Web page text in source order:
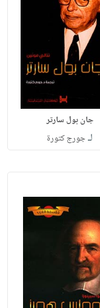
جان بول سارتر
لـجورج كتورة